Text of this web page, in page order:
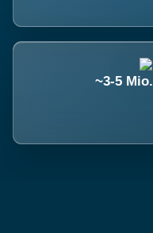
~3-5 Mio.